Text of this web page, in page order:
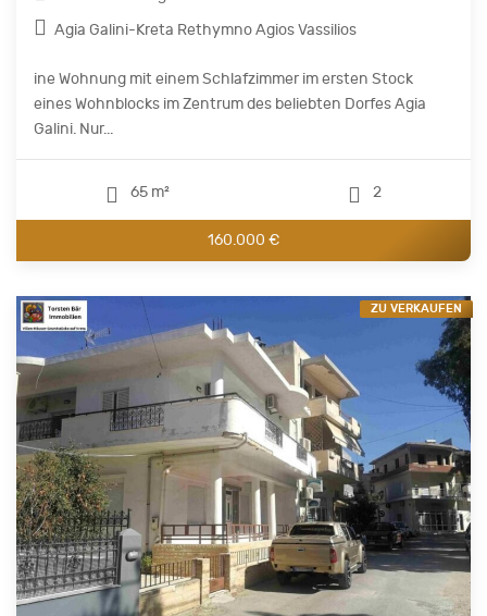
Agia Galini-Kreta Rethymno Agios Vassilios
ine Wohnung mit einem Schlafzimmer im ersten Stock
eines Wohnblocks im Zentrum des beliebten Dorfes Agia
Galini. Nur...
65 m² 2
160.000 €
ZU VERKAUFEN